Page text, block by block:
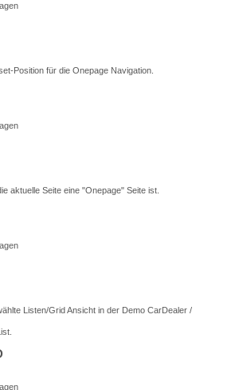
Position für die Onepage Navigation.
aktuelle Seite eine "Onepage" Seite ist.
Listen/Grid Ansicht in der Demo CarDealer /